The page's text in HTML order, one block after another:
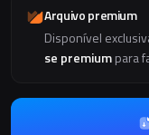
Arquivo premium
Disponível
se premiumpara